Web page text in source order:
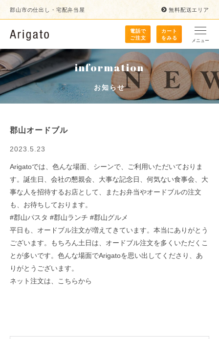
郡山市の仕出し・宅配弁当屋 無料配送エリア
電話で
ご注文
カート
をみる
メニュー
information
お知らせ
郡山オードブル
2023.5.23
Arigatoでは、色んな場面、シーンで、ご利用いただいておりま
す。誕生日、会社の懇親会、大事な記念日、何気ない食事会、大
事な人を招待するお店として、またお弁当やオードブルの注文
も、お待ちしております。
#郡山パスタ #郡山ランチ #郡山グルメ
平日も、オードブル注文が増えてきています。本当にありがとう
ございます。もちろん土日は、オードブル注文を多くいただくこ
とが多いです。色んな場面でArigatoを思い出してくださり、あ
りがとうございます。
ネット注文は、こちらから